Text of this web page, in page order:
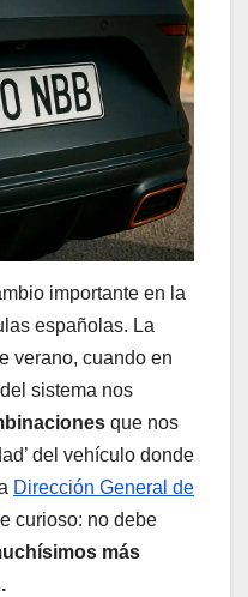
importante en la
españolas. La
verano, cuando en
sistema nos
que nos
del vehículo donde
Dirección General de
curioso: no debe
más